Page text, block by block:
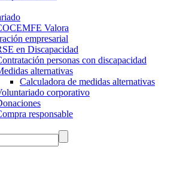
Valora
empresarial
en Discapacidad
personas con discapacidad
alternativas
Calculadora de medidas alternativas
corporativo
responsable